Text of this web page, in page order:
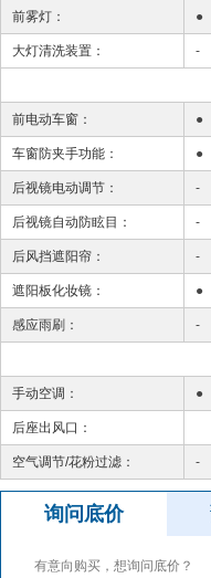
前雾灯： ●
大灯清洗装置： -
前电动车窗： ●
车窗防夹手功能： ●
后视镜电动调节： -
后视镜自动防眩目： -
后风挡遮阳帘： -
遮阳板化妆镜： ●
感应雨刷： -
手动空调： ●
后座出风口：
空气调节/花粉过滤： -